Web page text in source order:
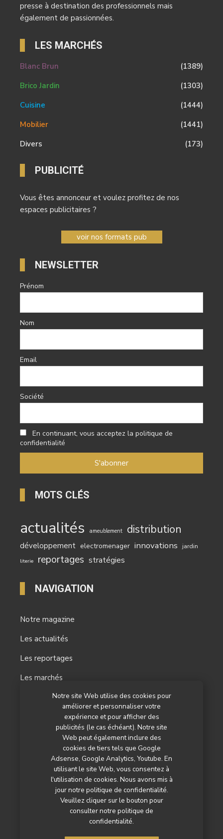
Notre site Web utilise des cookies pour
améliorer et personnaliser votre
expérience et pour afficher des
publicités (le cas échéant). Notre site
Web peut également inclure des
cookies de tiers tels que Google
Adsense, Google Analytics, Youtube. En
utilisant le site Web, vous consentez à
l'utilisation de cookies. Nous avons mis à
jour notre politique de confidentialité.
Veuillez cliquer sur le bouton pour
consulter notre politique de
confidentialité.
presse à destination des professionnels mais
également de passionnées.
LES MARCHÉS
Blanc Brun
(1389)
Brico Jardin
(1303)
Cuisine
(1444)
Mobilier
(1441)
Divers
(173)
PUBLICITÉ
Vous êtes annonceur et voulez profitez de nos
espaces publicitaires ?
voir nos formats pub
NEWSLETTER
Prénom
Nom
Email
Société
En continuant, vous acceptez la politique de
confidentialité
MOTS CLÉS
actualités ameublement distribution
développement electromenager innovations jardin
literie reportages stratégies
NAVIGATION
Notre magazine
Les actualités
Les reportages
Les marchés
Nos autres titres
Qui sommes-nous ?
Contactez-nous
Mentions légales
Politique de confidentialité